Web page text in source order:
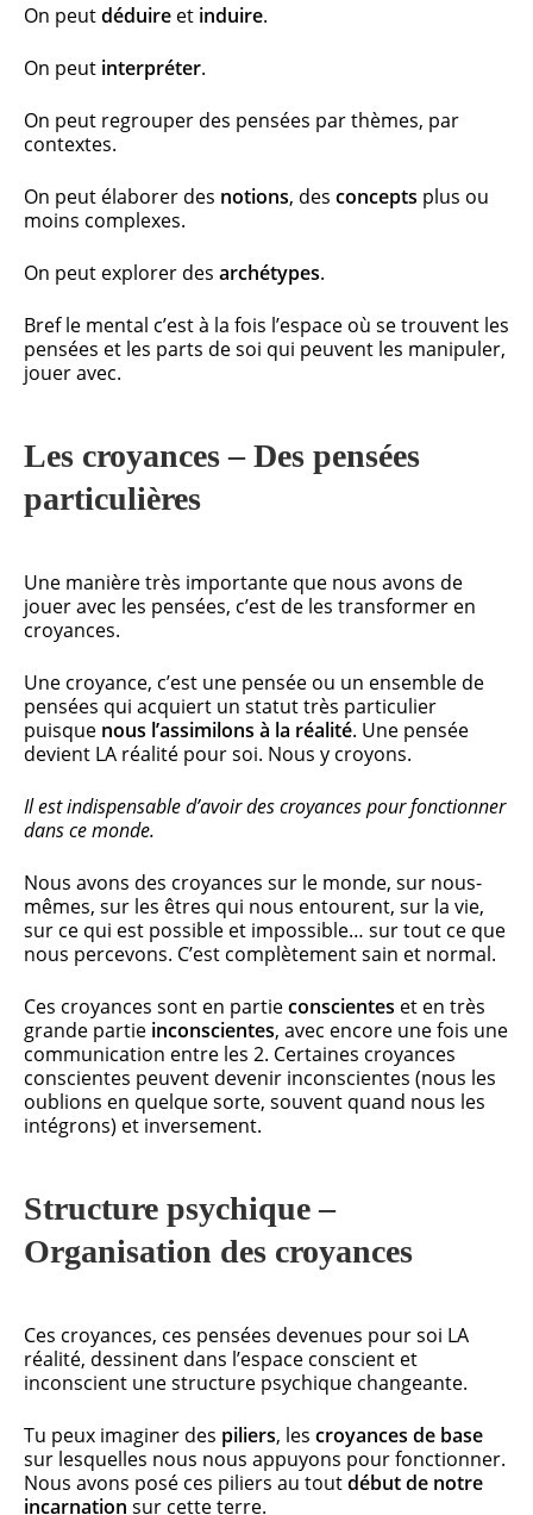
On peutdéduire et induire.
On peut interpréter.
On peut regrouper des pensées par thèmes, par
contextes.
On peut élaborer des notions, des concepts plus ou
moins complexes.
On peut explorer des archétypes.
Bref le mental c’est à la fois l’espace où se trouvent les
pensées et les parts de soi qui peuvent les manipuler,
jouer avec.
Les croyances – Des pensées
particulières
Une manière très importante que nous avons de
jouer avec les pensées, c’est de les transformer en
croyances.
Une croyance, c’est une pensée ou un ensemble de
pensées qui acquiert un statut très particulier
puisque nous l’assimilons à la réalité. Une pensée
devient LA réalité pour soi. Nous y croyons.
Il est indispensable d’avoir des croyances pour fonctionner
dans ce monde.
Nous avons des croyances sur le monde, sur nous-
mêmes, sur les êtres qui nous entourent, sur la vie,
sur ce qui est possible et impossible… sur tout ce que
nous percevons. C’est complètement sain et normal.
Ces croyances sont en partieconscientes et en très
grande partie inconscientes, avec encore une fois une
communication entre les 2. Certaines croyances
conscientes peuvent devenir inconscientes (nous les
oublions en quelque sorte, souvent quand nous les
intégrons) et inversement.
Structure psychique –
Organisation des croyances
Ces croyances, ces pensées devenues pour soi LA
réalité, dessinent dans l’espace conscient et
inconscient une structure psychique changeante.
Tu peux imaginer des piliers, les croyances de base
sur lesquelles nous nous appuyons pour fonctionner.
Nous avons posé ces piliers au toutdébut de notre
incarnation sur cette terre.